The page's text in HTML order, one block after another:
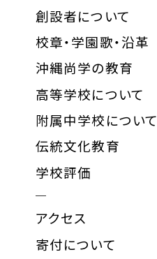
創設者について
校章・学園歌・沿革
沖縄尚学の教育
高等学校について
附属中学校について
伝統文化教育
学校評価
アクセス
寄付について